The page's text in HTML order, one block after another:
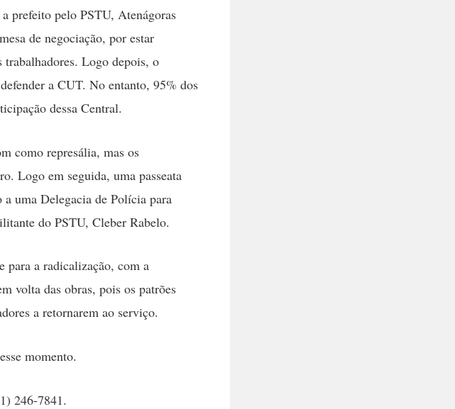
prefeito pelo PSTU, Atenágoras
de negociação, por estar
Logo depois, o
a CUT. No entanto, 95% dos
dessa Central.
como represália, mas os
Logo em seguida, uma passeata
uma Delegacia de Polícia para
do PSTU, Cleber Rabelo.
para a radicalização, com a
volta das obras, pois os patrões
a retornarem ao serviço.
momento.
246-7841.